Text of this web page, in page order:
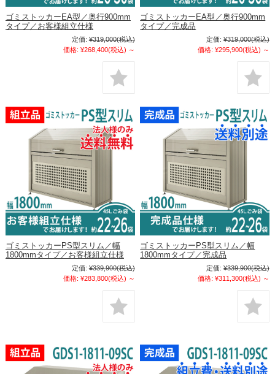
ゴミストッカーEA型／奥行900mm
タイプ／お客様組立仕様
定価: ¥319,000(税込)
価格: ¥268,400(税込) ～
ゴミストッカーEA型／奥行900mm
タイプ／完成品
定価: ¥319,000(税込)
価格: ¥295,900(税込) ～
ゴミストッカーPS型スリム／幅
1800mmタイプ／お客様組立仕様
定価: ¥339,900(税込)
価格: ¥283,800(税込) ～
ゴミストッカーPS型スリム／幅
1800mmタイプ／完成品
定価: ¥339,900(税込)
価格: ¥311,300(税込) ～